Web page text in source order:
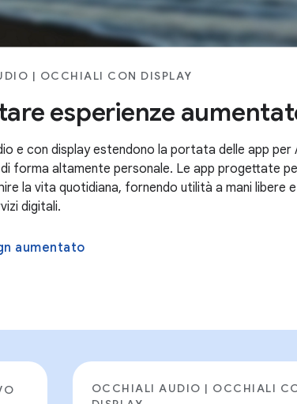
| OCCHIALI CON DISPLAY
esperienze
e con display estendono la portata delle app per
forma altamente personale. Le app progettate
la vita quotidiana, fornendo utilità a mani libere
digitali.
aumentato
OCCHIALI AUDIO | OCCHIALI